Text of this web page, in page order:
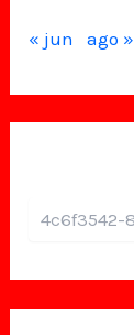
« jun ago »